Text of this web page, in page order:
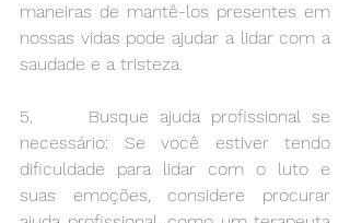
maneiras de mantê-los presentes em
nossas vidas pode ajudar a lidar com a
saudade e a tristeza.
5.     Busque ajuda profissional se
necessário: Se você estiver tendo
dificuldade para lidar com o luto e
suas emoções, considere procurar